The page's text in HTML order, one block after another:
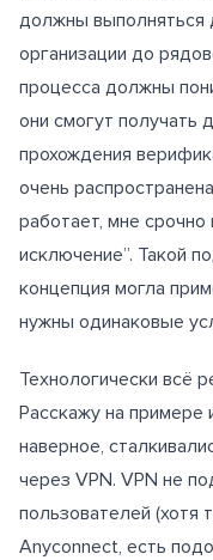
должны выполняться
организации до
процесса должны
они смогут получать
прохождения
очень
работает, мне
исключение”. Такой
концепция могла
нужны одинаковые
Технологически всё
Расскажу на примере
наверное,
через VPN. VPN не
пользователей (хотя
Anyconnect, есть